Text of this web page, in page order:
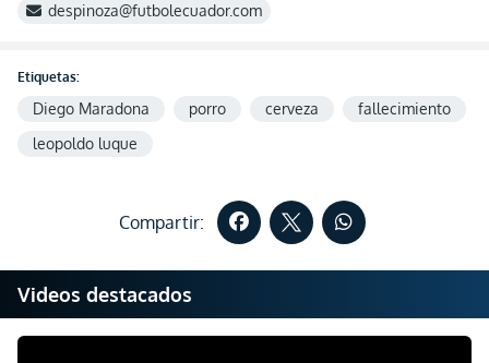
despinoza@futbolecuador.com
Etiquetas:
Diego Maradona porro cerveza
fallecimiento
leopoldo luque
Compartir:
Videos destacados